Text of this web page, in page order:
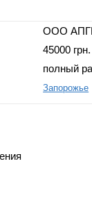
ООО АПГК
45000 грн.
полный
Запорожье